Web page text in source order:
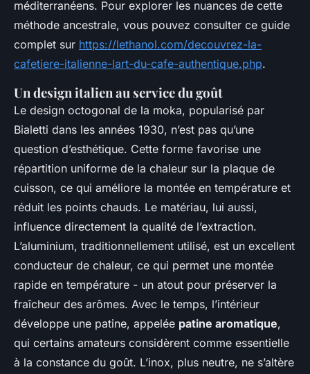
méditerranéens. Pour explorer les nuances de cette
méthode ancestrale, vous pouvez consulter ce guide
complet sur https://lethanol.com/decouvrez-la-
cafetiere-italienne-lart-du-cafe-authentique.php.
Un design italien au service du goût
Le design octogonal de la moka, popularisé par
Bialetti dans les années 1930, n’est pas qu’une
question d’esthétique. Cette forme favorise une
répartition uniforme de la chaleur sur la plaque de
cuisson, ce qui améliore la montée en température et
réduit les points chauds. Le matériau, lui aussi,
influence directement la qualité de l’extraction.
L’aluminium, traditionnellement utilisé, est un excellent
conducteur de chaleur, ce qui permet une montée
rapide en température - un atout pour préserver la
fraîcheur des arômes. Avec le temps, l’intérieur
développe une patine, appelée patine aromatique,
qui certains amateurs considèrent comme essentielle
à la constance du goût. L’inox, plus neutre, ne s’altère